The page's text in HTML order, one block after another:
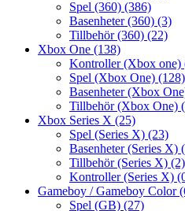
Spel (360) (386)
Basenheter (360) (3)
Tillbehör (360) (22)
Xbox One (138)
Kontroller (Xbox one)
Spel (Xbox One) (128)
Basenheter (Xbox
Tillbehör (Xbox One)
Xbox Series X (25)
Spel (Series X) (23)
Basenheter (Series X)
Tillbehör (Series X) (2)
Kontroller (Series X)
Gameboy / Gameboy Color
Spel (GB) (27)